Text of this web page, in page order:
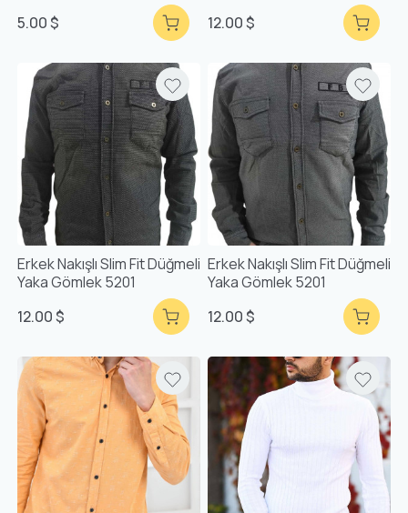
5.00 $
12.00 $
Erkek Nakışlı Slim Fit Düğmeli
Yaka Gömlek 5201
12.00 $
Erkek Nakışlı Slim Fit Düğmeli
Yaka Gömlek 5201
12.00 $